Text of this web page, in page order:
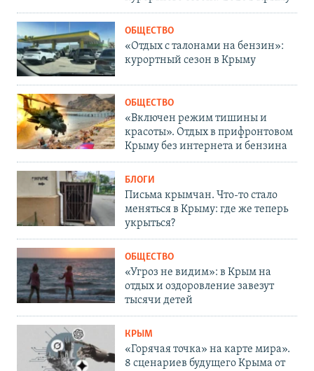
ОБЩЕСТВО
«Отдых с талонами на бензин»:
курортный сезон в Крыму
ОБЩЕСТВО
«Включен режим тишины и
красоты». Отдых в прифронтовом
Крыму без интернета и бензина
БЛОГИ
Письма крымчан. Что-то стало
меняться в Крыму: где же теперь
укрыться?
ОБЩЕСТВО
«Угроз не видим»: в Крым на
отдых и оздоровление завезут
тысячи детей
КРЫМ
«Горячая точка» на карте мира».
8 сценариев будущего Крыма от